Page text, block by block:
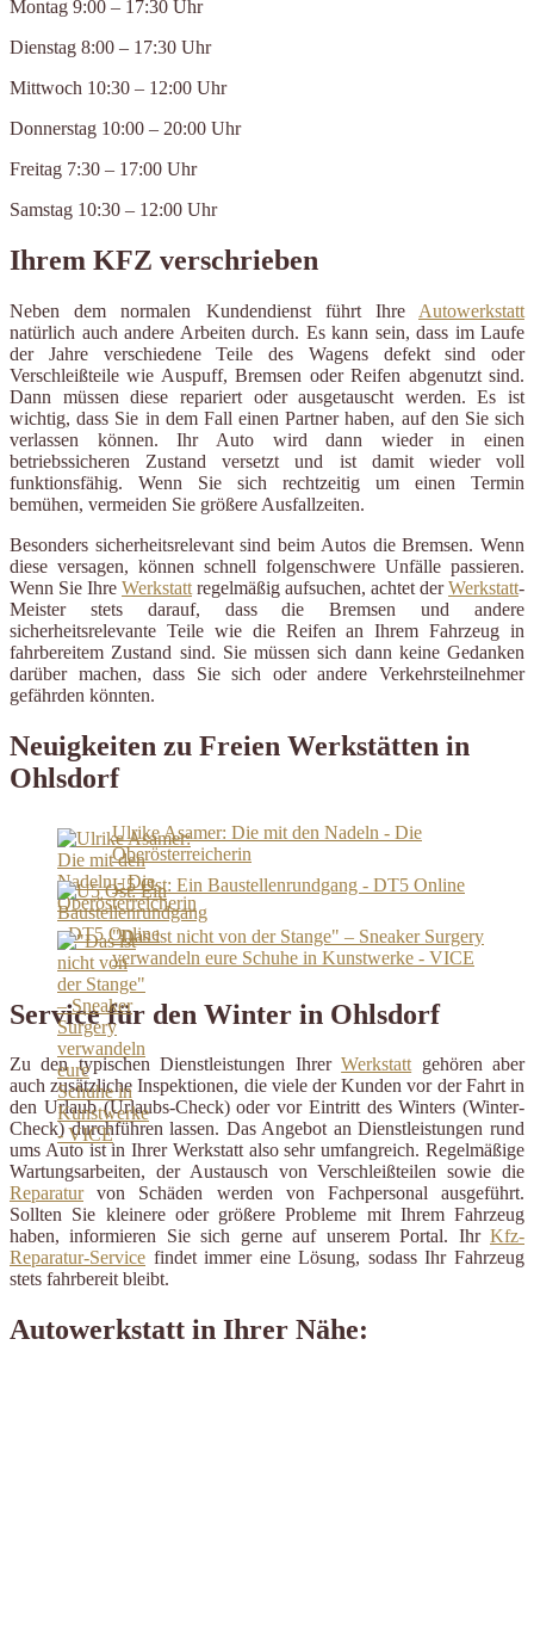
Montag 9:00 – 17:30 Uhr
Dienstag 8:00 – 17:30 Uhr
Mittwoch 10:30 – 12:00 Uhr
Donnerstag 10:00 – 20:00 Uhr
Freitag 7:30 – 17:00 Uhr
Samstag 10:30 – 12:00 Uhr
Ihrem KFZ verschrieben
Neben dem normalen Kundendienst führt Ihre Autowerkstatt
natürlich auch andere Arbeiten durch. Es kann sein, dass im Laufe
der Jahre verschiedene Teile des Wagens defekt sind oder
Verschleißteile wie Auspuff, Bremsen oder Reifen abgenutzt sind.
Dann müssen diese repariert oder ausgetauscht werden. Es ist
wichtig, dass Sie in dem Fall einen Partner haben, auf den Sie sich
verlassen können. Ihr Auto wird dann wieder in einen
betriebssicheren Zustand versetzt und ist damit wieder voll
funktionsfähig. Wenn Sie sich rechtzeitig um einen Termin
bemühen, vermeiden Sie größere Ausfallzeiten.
Besonders sicherheitsrelevant sind beim Autos die Bremsen. Wenn
diese versagen, können schnell folgenschwere Unfälle passieren.
Wenn Sie Ihre Werkstatt regelmäßig aufsuchen, achtet derWerkstatt-
Meister stets darauf, dass die Bremsen und andere
sicherheitsrelevante Teile wie die Reifen an Ihrem Fahrzeug in
fahrbereitem Zustand sind. Sie müssen sich dann keine Gedanken
darüber machen, dass Sie sich oder andere Verkehrsteilnehmer
gefährden könnten.
Neuigkeiten zu Freien Werkstätten in
Ohlsdorf
Ulrike Asamer: Die mit den Nadeln - Die
Oberösterreicherin
U5 Ost: Ein Baustellenrundgang - DT5 Online
"Das ist nicht von der Stange" – Sneaker Surgery
verwandeln eure Schuhe in Kunstwerke - VICE
Service für den Winter in Ohlsdorf
Zu den typischen Dienstleistungen IhrerWerkstattgehören aber
auch zusätzliche Inspektionen, die viele der Kunden vor der Fahrt in
den Urlaub (Urlaubs-Check) oder vor Eintritt des Winters (Winter-
Check) durchführen lassen. Das Angebot an Dienstleistungen rund
ums Auto ist in Ihrer Werkstatt also sehr umfangreich. Regelmäßige
Wartungsarbeiten, der Austausch von Verschleißteilen sowie die
Reparaturvon Schäden werden von Fachpersonal ausgeführt.
Sollten Sie kleinere oder größere Probleme mit Ihrem Fahrzeug
haben, informieren Sie sich gerne auf unserem Portal. Ihr Kfz-
Reparatur-Service findet immer eine Lösung, sodass Ihr Fahrzeug
stets fahrbereit bleibt.
Autowerkstatt in Ihrer Nähe: